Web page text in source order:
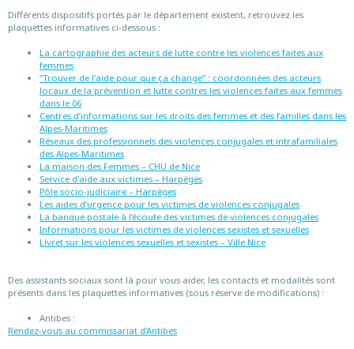
Différents dispositifs portés par le département existent, retrouvez les
plaquettes informatives ci-dessous :
La cartographie des acteurs de lutte contre les violences faites aux
femmes
“Trouver de l’aide pour que ça change” : coordonnées des acteurs
locaux de la prévention et lutte contres les violences faites aux femmes
dans le 06
Centres d’informations sur les droits des femmes et des familles dans les
Alpes-Maritimes
Réseaux des professionnels des violences conjugales et intrafamiliales
des Alpes-Maritimes
La maison des Femmes – CHU de Nice
Service d’aide aux victimes – Harpèges
Pôle socio-judiciaire – Harpèges
Les aides d’urgence pour les victimes de violences conjugales
La banque postale à l’écoute des victimes de violences conjugales
Informations pour les victimes de violences sexistes et sexuelles
Livret sur les violences sexuelles et sexistes – Ville Nice
Des assistants sociaux sont là pour vous aider, les contacts et modalités sont
présents dans les plaquettes informatives (sous réserve de modifications) :
Antibes :
Rendez-vous au commissariat d’Antibes